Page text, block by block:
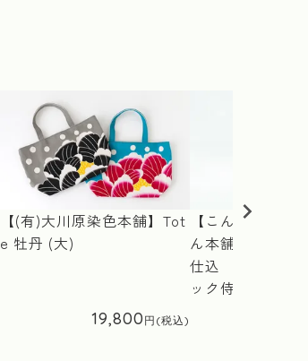
【(有)大川原染色本舗】Tot
e 牡丹 (大)
19,800
【こんぴら門前
ん本舗】こんぴ
仕込 ごまふり
ック侍